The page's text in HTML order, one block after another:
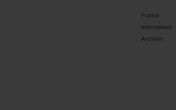
France
International
Archives